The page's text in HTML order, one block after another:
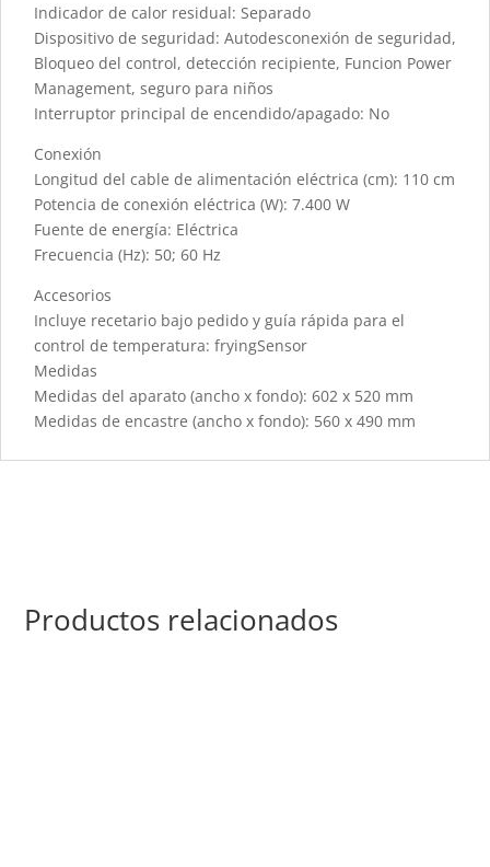
Indicador de calor residual: Separado
Dispositivo de seguridad: Autodesconexión de seguridad,
Bloqueo del control, detección recipiente, Funcion Power
Management, seguro para niños
Interruptor principal de encendido/apagado: No
Conexión
Longitud del cable de alimentación eléctrica (cm): 110 cm
Potencia de conexión eléctrica (W): 7.400 W
Fuente de energía: Eléctrica
Frecuencia (Hz): 50; 60 Hz
Accesorios
Incluye recetario bajo pedido y guía rápida para el
control de temperatura: fryingSensor
Medidas
Medidas del aparato (ancho x fondo): 602 x 520 mm
Medidas de encastre (ancho x fondo): 560 x 490 mm
Productos relacionados